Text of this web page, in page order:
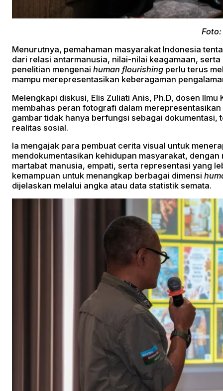
Menurutnya, pemahaman masyarakat Indonesia
dari relasi antarmanusia, nilai-nilai keagamaan,
penelitian mengenaihuman flourishing perlu terus
mampu merepresentasikan keberagaman
Melengkapi diskusi, Elis Zuliati Anis, Ph.D, dosen
membahas peran fotografi dalam
gambar tidak hanya berfungsi sebagai dokumentasi,
realitas sosial.
Ia mengajak para pembuat cerita visual untuk
mendokumentasikan kehidupan masyarakat,
martabat manusia, empati, serta representasi yang
kemampuan untuk menangkap berbagai dimensi
dijelaskan melalui angka atau data statistik semata.